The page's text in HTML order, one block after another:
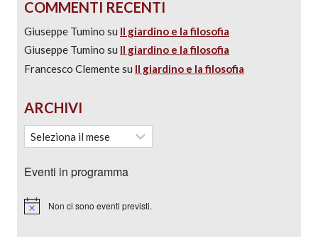
COMMENTI RECENTI
Giuseppe Tumino su Il giardino e la filosofia
Giuseppe Tumino su Il giardino e la filosofia
Francesco Clementesu Il giardino e la filosofia
ARCHIVI
Eventi in programma
Notice Non ci sono eventi previsti.